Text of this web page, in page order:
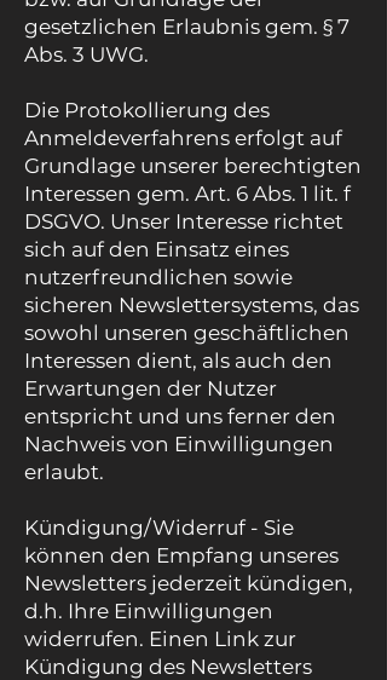
gesetzlichen Erlaubnis gem. § 7
Abs. 3 UWG.
Die Protokollierung des
Anmeldeverfahrens erfolgt auf
Grundlage unserer berechtigten
Interessen gem. Art. 6 Abs. 1 lit. f
DSGVO. Unser Interesse richtet
sich auf den Einsatz eines
nutzerfreundlichen sowie
sicheren Newslettersystems, das
sowohl unseren geschäftlichen
Interessen dient, als auch den
Erwartungen der Nutzer
entspricht und uns ferner den
Nachweis von Einwilligungen
erlaubt.
Kündigung/Widerruf - Sie
können den Empfang unseres
Newsletters jederzeit kündigen,
d.h. Ihre Einwilligungen
widerrufen. Einen Link zur
Kündigung des Newsletters